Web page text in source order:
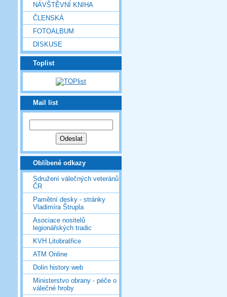
NÁVŠTĚVNÍ KNIHA
ČLENSKÁ
FOTOALBUM
DISKUSE
Toplist
Mail list
Oblíbené odkazy
Sdružení válečných veteránů
ČR
Pamětní desky - stránky
Vladimíra Štrupla
Asociace nositelů
legionářských tradic
KVH Litobratřice
ATM Online
Dolin history web
Ministerstvo obrany - péče o
válečné hroby